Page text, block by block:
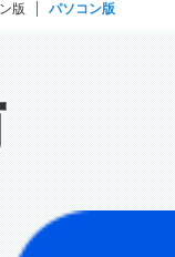
版 パソコン版